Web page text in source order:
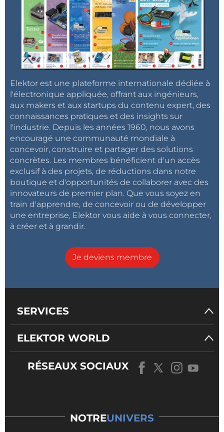
Elektor est une plateforme internationale dédiée à
l'électronique appliquée, offrant aux ingénieurs,
aux makers et aux startups du contenu expert, des
connaissances pratiques et des insights sur
l'industrie. Depuis les années 1960, nous avons
encouragé une communauté mondiale à
concevoir, construire et partager des solutions
concrètes. Les membres bénéficient d'un accès
exclusif à des projets, de réductions dans notre
boutique et d'opportunités de collaborer avec des
innovateurs de premier plan. Que vous soyez en
train d'apprendre, de concevoir ou de développer
une entreprise, Elektor vous aide à vous connecter,
à créer et à grandir.
Je deviens membre
SERVICES
ELEKTOR WORLD
RÉSEAUX SOCIAUX
NOTREUNIVERS